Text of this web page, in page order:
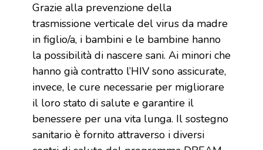
Grazie alla prevenzione della
trasmissione verticale del virus da madre
in figlio/a, i bambini e le bambine hanno
la possibilità di nascere sani. Ai minori che
hanno già contratto l’HIV sono assicurate,
invece, le cure necessarie per migliorare
il loro stato di salute e garantire il
benessere per una vita lunga. Il sostegno
sanitario è fornito attraverso i diversi